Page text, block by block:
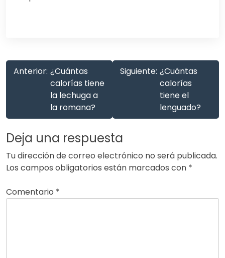
Anterior: ¿Cuántas
calorías tiene
la lechuga a
la romana?
Siguiente: ¿Cuántas
calorías
tiene el
lenguado?
Deja una respuesta
Tu dirección de correo electrónico no será publicada.
Los campos obligatorios están marcados con *
Comentario *